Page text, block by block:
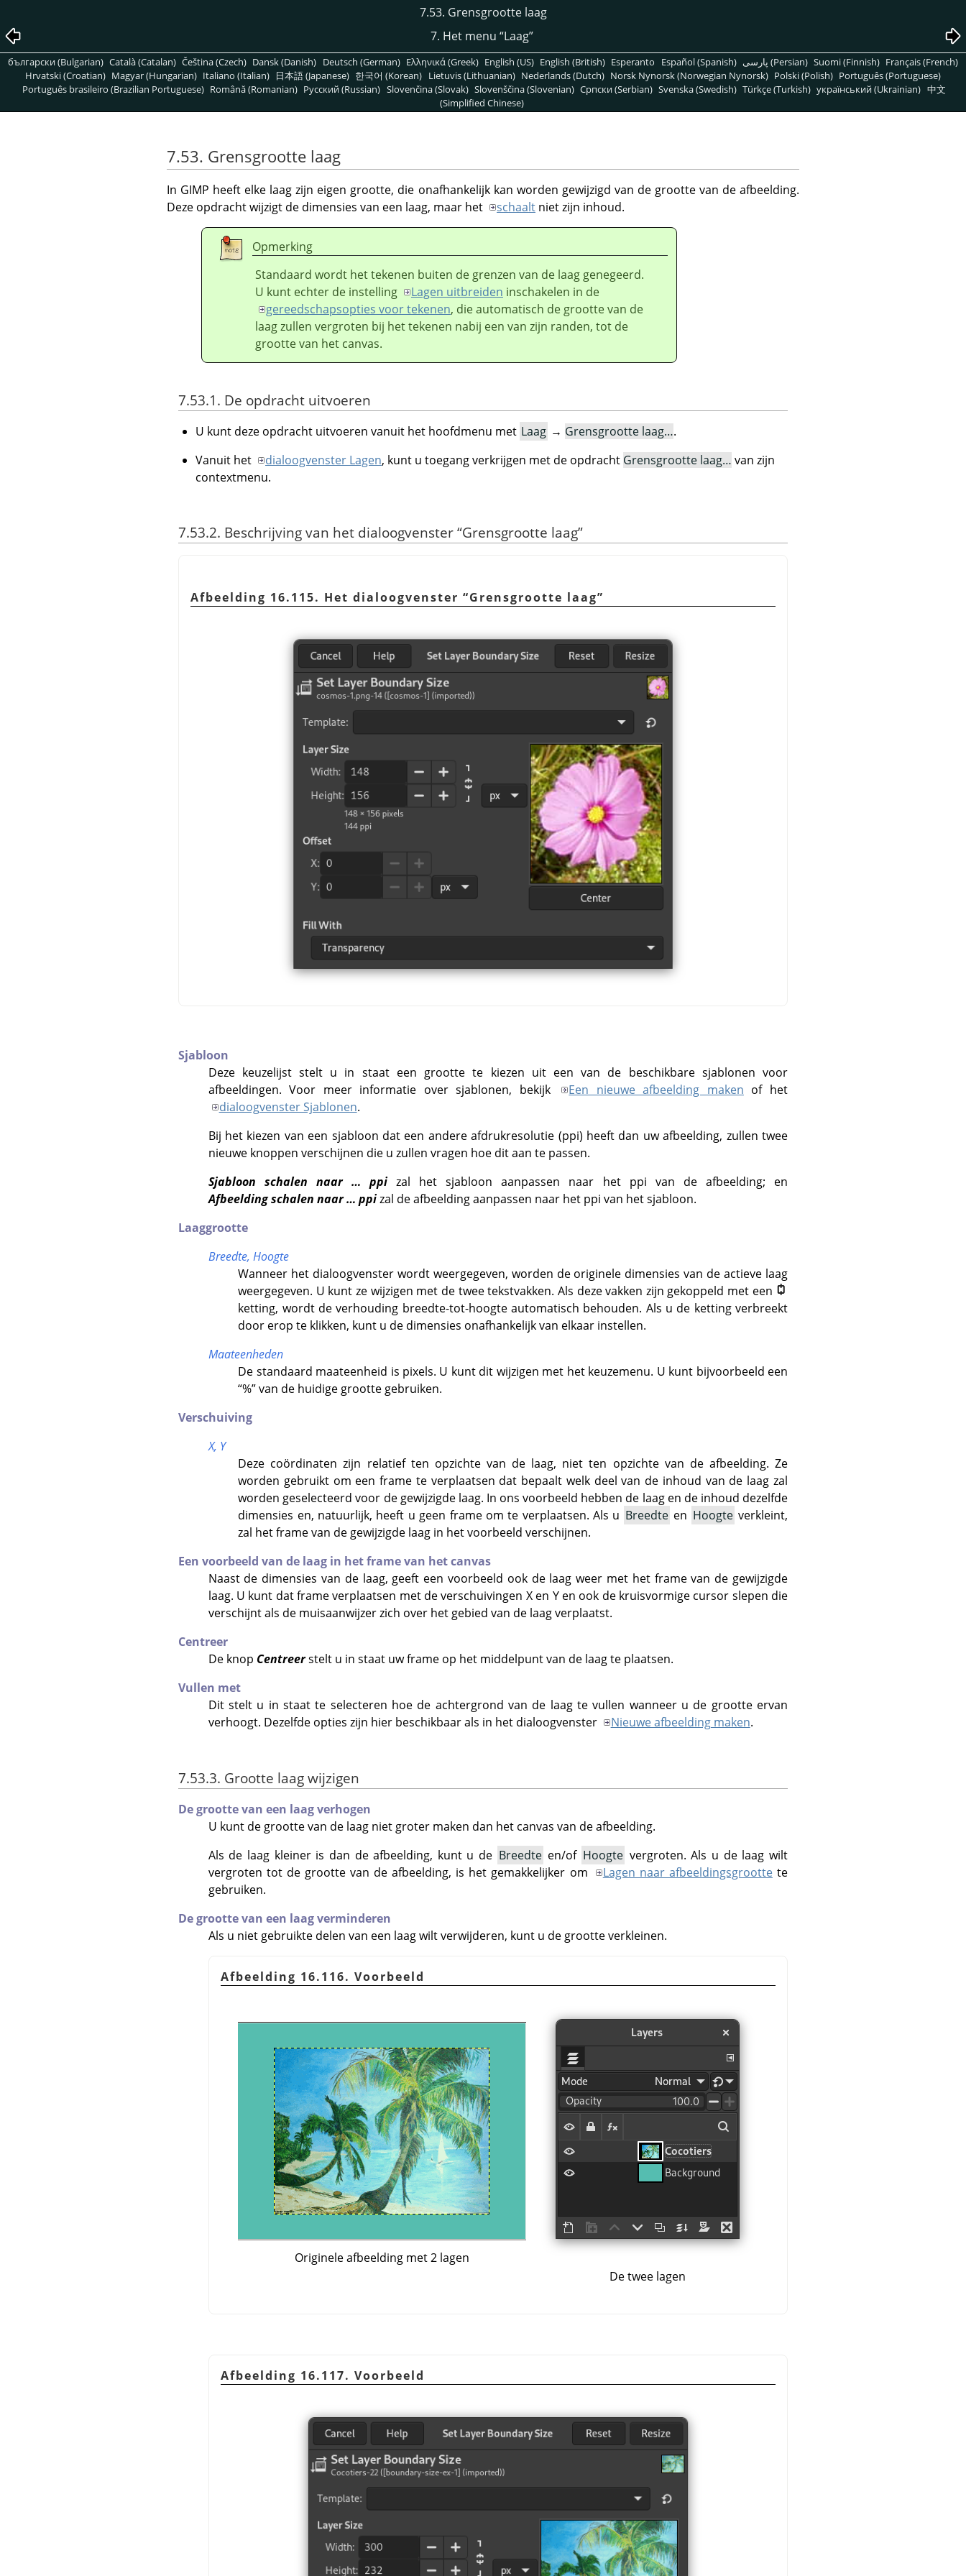
7.53. Grensgrootte laag
7. Het menu “Laag”
български (Bulgarian) Català (Catalan) Čeština (Czech) Dansk (Danish) Deutsch (German) Ελληνικά (Greek) English (US) English (British) Esperanto Español (Spanish) پارسی (Persian) Suomi (Finnish) Français (French)
Hrvatski (Croatian) Magyar (Hungarian) Italiano (Italian) 日本語 (Japanese) 한국어 (Korean) Lietuvis (Lithuanian) Nederlands (Dutch) Norsk Nynorsk (Norwegian Nynorsk) Polski (Polish) Português (Portuguese)
Português brasileiro (Brazilian Portuguese) Română (Romanian) Pусский (Russian) Slovenčina (Slovak) Slovenščina (Slovenian) Српски (Serbian) Svenska (Swedish) Türkçe (Turkish) український (Ukrainian) 中文
(Simplified Chinese)
7.53. Grensgrootte laag
In GIMP heeft elke laag zijn eigen grootte, die onafhankelijk kan worden gewijzigd van de grootte van de afbeelding.
Deze opdracht wijzigt de dimensies van een laag, maar het
schaalt niet zijn inhoud.
Opmerking
Standaard wordt het tekenen buiten de grenzen van de laag genegeerd.
U kunt echter de instelling
Lagen uitbreiden inschakelen in de
gereedschapsopties voor tekenen, die automatisch de grootte van de
laag zullen vergroten bij het tekenen nabij een van zijn randen, tot de
grootte van het canvas.
7.53.1. De opdracht uitvoeren
U kunt deze opdracht uitvoeren vanuit het hoofdmenu met Laag → Grensgrootte laag….
Vanuit het
dialoogvenster Lagen, kunt u toegang verkrijgen met de opdracht Grensgrootte laag… van zijn
contextmenu.
7.53.2. Beschrijving van het dialoogvenster“Grensgrootte laag”
Afbeelding 16.115. Het dialoogvenster “Grensgrootte laag”
Sjabloon
Deze keuzelijst stelt u in staat een grootte te kiezen uit een van de beschikbare sjablonen voor
afbeeldingen. Voor meer informatie over sjablonen, bekijk
Een nieuwe afbeelding maken of het
dialoogvenster Sjablonen.
Bij het kiezen van een sjabloon dat een andere afdrukresolutie (ppi) heeft dan uw afbeelding, zullen twee
nieuwe knoppen verschijnen die u zullen vragen hoe dit aan te passen.
Sjabloon schalen naar … ppizal het sjabloon aanpassen naar het ppi van de afbeelding; en
Afbeelding schalen naar … ppizal de afbeelding aanpassen naar het ppi van het sjabloon.
Laaggrootte
Breedte, Hoogte
Wanneer het dialoogvenster wordt weergegeven, worden de originele dimensies van de actieve laag
weergegeven. U kunt ze wijzigen met de twee tekstvakken. Als deze vakken zijn gekoppeld met een
ketting, wordt de verhouding breedte-tot-hoogte automatisch behouden. Als u de ketting verbreekt
door erop te klikken, kunt u de dimensies onafhankelijk van elkaar instellen.
Maateenheden
De standaard maateenheid is pixels. U kunt dit wijzigen met het keuzemenu. U kunt bijvoorbeeld een
“%”van de huidige grootte gebruiken.
Verschuiving
X, Y
Deze coördinaten zijn relatief ten opzichte van de laag, niet ten opzichte van de afbeelding. Ze
worden gebruikt om een frame te verplaatsen dat bepaalt welk deel van de inhoud van de laag zal
worden geselecteerd voor de gewijzigde laag. In ons voorbeeld hebben de laag en de inhoud dezelfde
dimensies en, natuurlijk, heeft u geen frame om te verplaatsen. Als u Breedte en Hoogte verkleint,
zal het frame van de gewijzigde laag in het voorbeeld verschijnen.
Een voorbeeld van de laag in het frame van het canvas
Naast de dimensies van de laag, geeft een voorbeeld ook de laag weer met het frame van de gewijzigde
laag. U kunt dat frame verplaatsen met de verschuivingen X en Y en ook de kruisvormige cursor slepen die
verschijnt als de muisaanwijzer zich over het gebied van de laag verplaatst.
Centreer
De knop Centreerstelt u in staat uw frame op het middelpunt van de laag te plaatsen.
Vullen met
Dit stelt u in staat te selecteren hoe de achtergrond van de laag te vullen wanneer u de grootte ervan
verhoogt. Dezelfde opties zijn hier beschikbaar als in het dialoogvenster
Nieuwe afbeelding maken.
7.53.3. Grootte laag wijzigen
De grootte van een laag verhogen
U kunt de grootte van de laag niet groter maken dan het canvas van de afbeelding.
Als de laag kleiner is dan de afbeelding, kunt u de Breedte en/of Hoogte vergroten. Als u de laag wilt
vergroten tot de grootte van de afbeelding, is het gemakkelijker om
Lagen naar afbeeldingsgroottete
gebruiken.
De grootte van een laag verminderen
Als u niet gebruikte delen van een laag wilt verwijderen, kunt u de grootte verkleinen.
Afbeelding 16.116. Voorbeeld
Originele afbeelding met 2 lagen
De twee lagen
Afbeelding 16.117. Voorbeeld